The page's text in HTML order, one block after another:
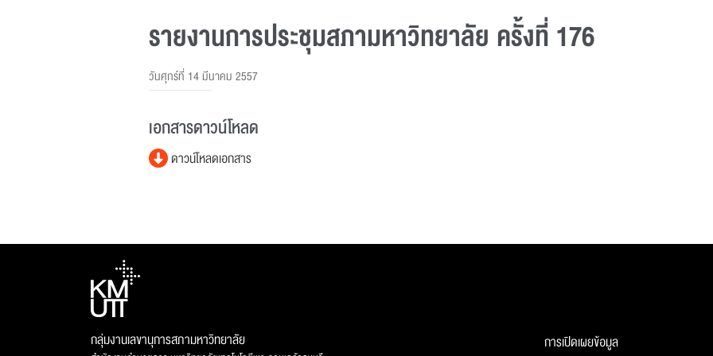
รายงานการประชุมสภามหาวิทยาลัย ครั้งที่ 176
วันศุกร์ที่ 14 มีนาคม 2557
เอกสารดาวน์โหลด
ดาวน์โหลดเอกสาร
กลุ่มงานเลขานุการสภามหาวิทยาลัย การเปิดเผยข้อมูล